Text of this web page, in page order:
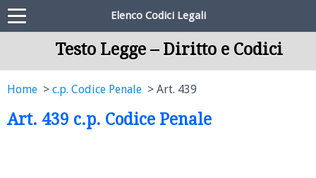
Elenco Codici Legali
Testo Legge – Diritto e Codici
Home c.p. Codice Penale Art. 439
Art. 439 c.p. Codice Penale